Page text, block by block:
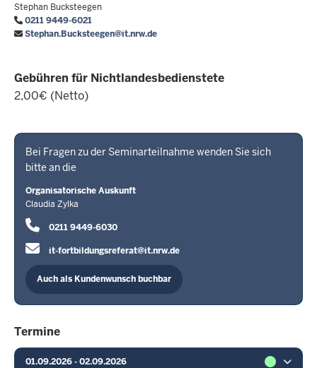
Stephan Bucksteegen
0211 9449-6021
Stephan.Bucksteegen@it.nrw.de
Gebühren für Nichtlandesbedienstete
2,00€ (Netto)
Bei Fragen zu der Seminarteilnahme wenden Sie sich
bitte an die
Organisatorische Auskunft
Claudia Zylka
0211 9449-6030
it-fortbildungsreferat@it.nrw.de
Auch als Kundenwunsch buchbar
Termine
01.09.2026 - 02.09.2026